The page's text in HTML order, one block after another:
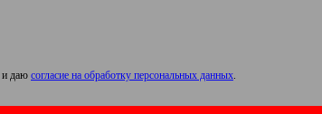
и даю согласие на обработку персональных данных.